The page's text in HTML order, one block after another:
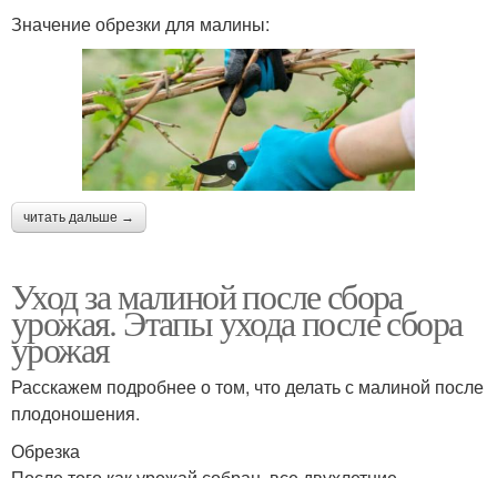
Значение обрезки для малины:
читать дальше →
Уход за малиной после сбора
урожая. Этапы ухода после сбора
урожая
Расскажем подробнее о том, что делать с малиной после
плодоношения.
Обрезка